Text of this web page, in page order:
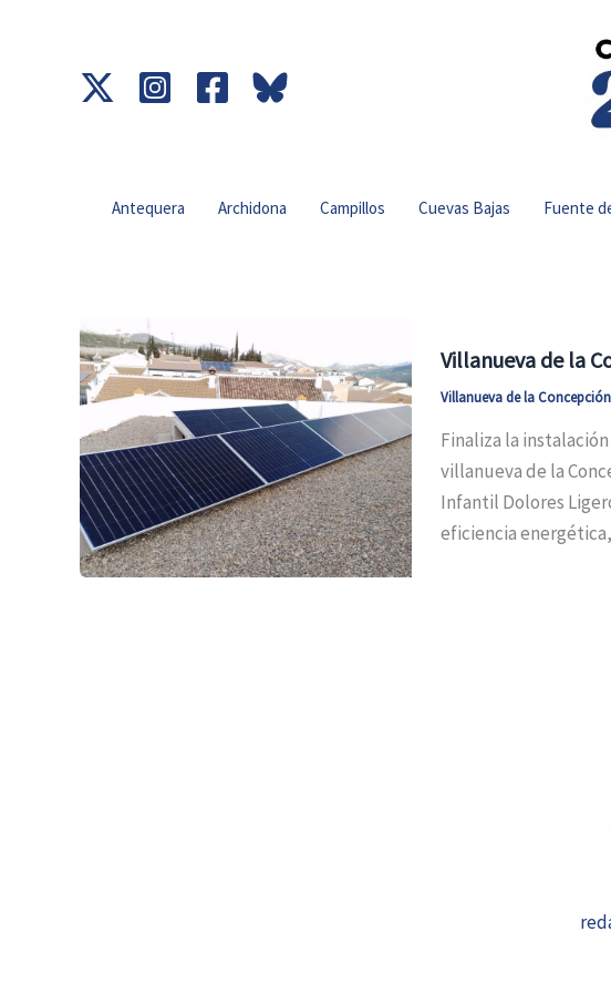
Antequera Archidona Campillos Cuevas Bajas Fuente
Villanueva de la
Villanueva de la Concepción
Finaliza la
villanueva de la
Infantil Dolores
eficiencia